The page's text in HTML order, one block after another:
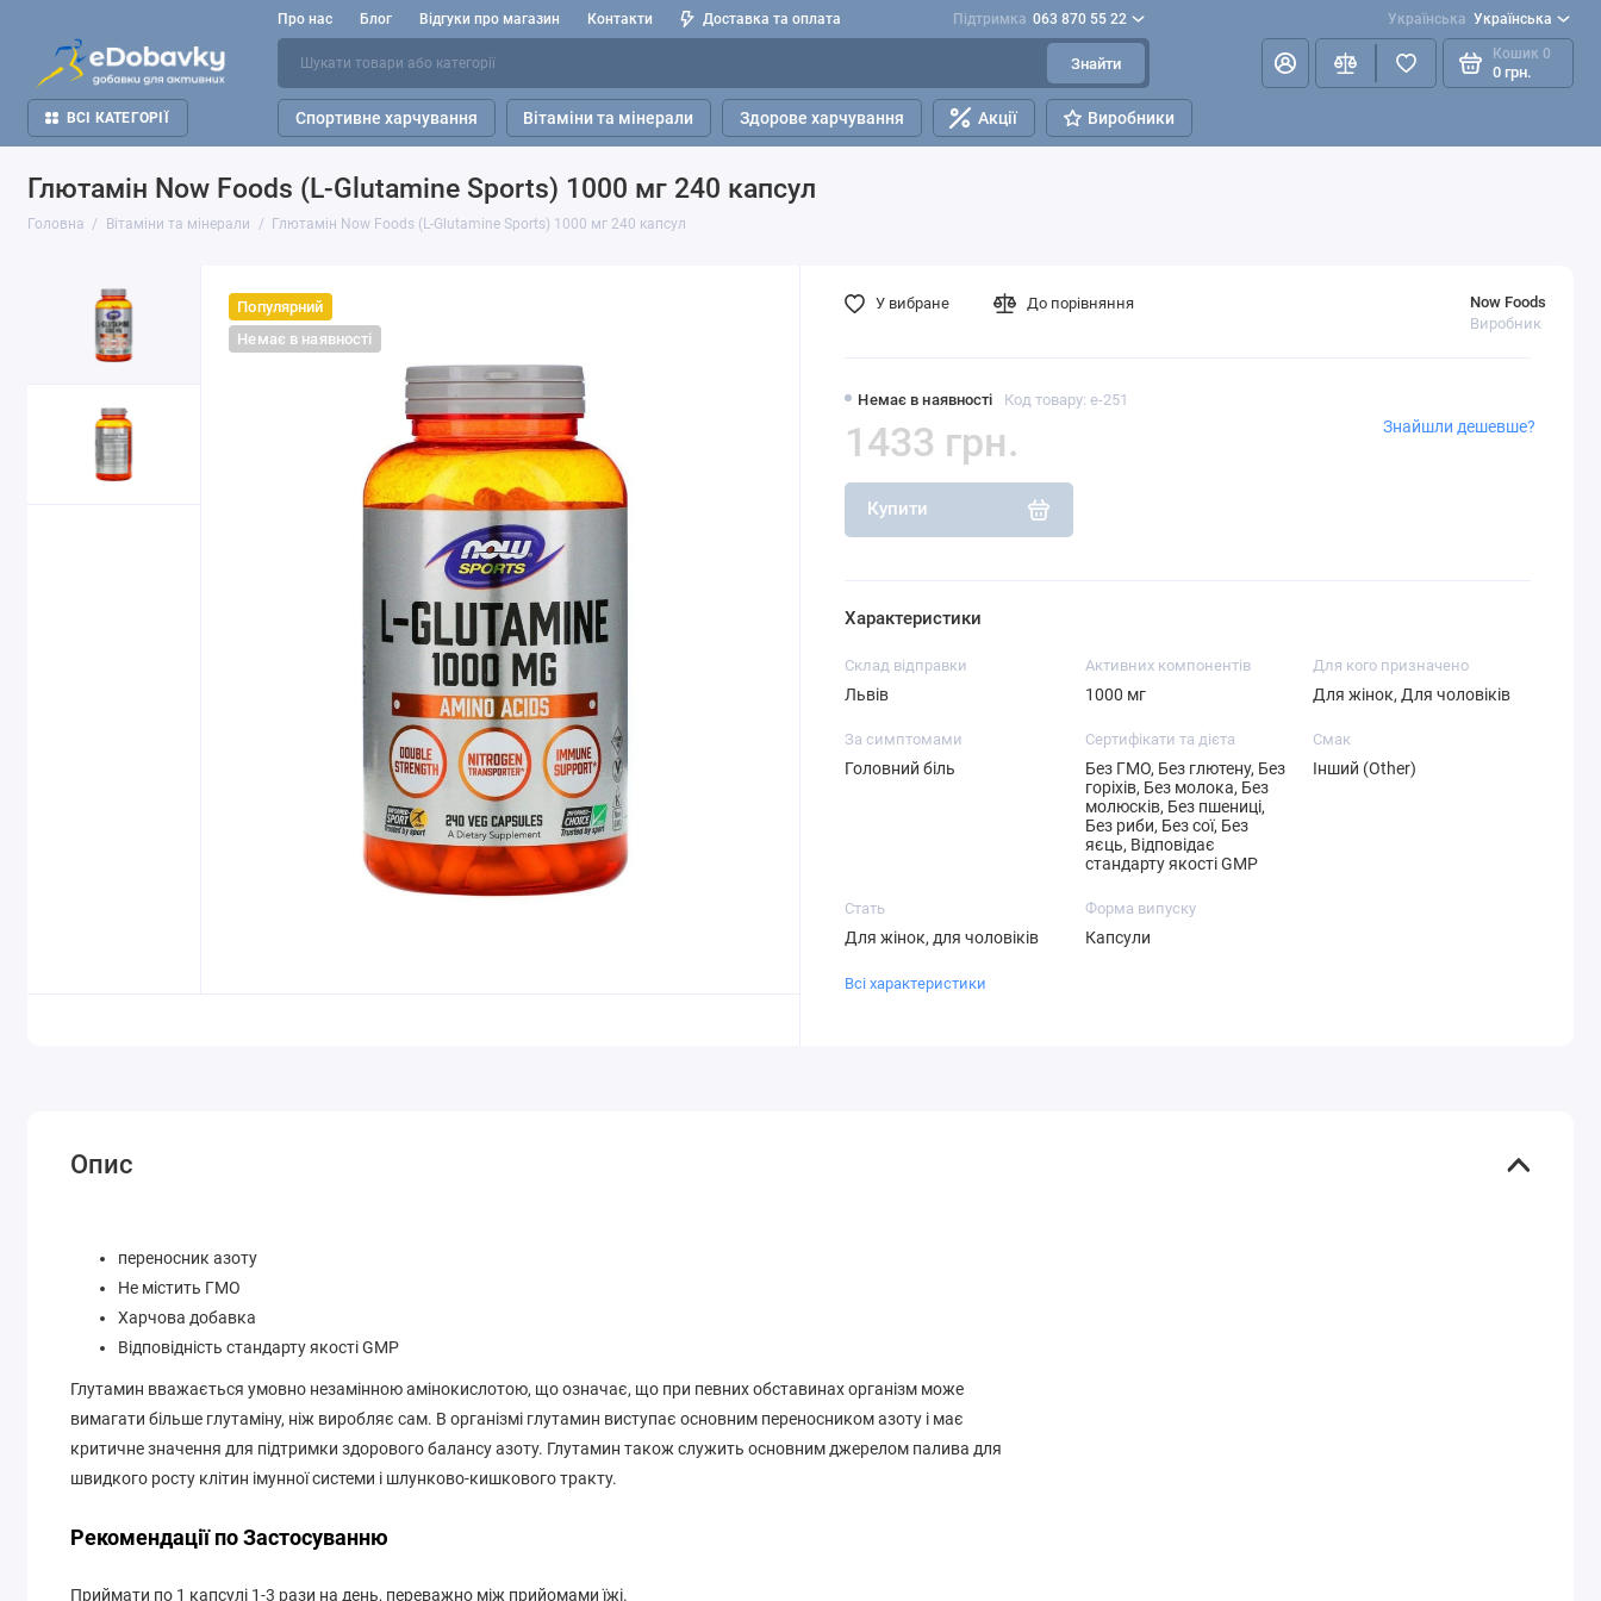
Про нас Блог Відгуки про магазин Контакти Доставка та оплата Підтримка 063 870 55 22 Українська Українська
Знайти
Кошик 0
0 грн.
ВСІ КАТЕГОРІЇ Спортивне харчування Вітаміни та мінерали Здорове харчування Акції Виробники
Глютамін Now Foods (L-Glutamine Sports) 1000 мг 240 капсул
Головна Вітаміни та мінерали Глютамін Now Foods (L-Glutamine Sports) 1000 мг 240 капсул
Популярний
Немає в наявності
Немає в наявності Код товару: e-251
Now Foods
Виробник
1433 грн.
Купити
Знайшли дешевше?
У вибране До порівняння
Характеристики
Склад відправки
Львів
Активних компонентів
1000 мг
Для кого призначено
Для жінок, Для чоловіків
За симптомами
Головний біль
Сертифікати та дієта
Без ГМО, Без глютену, Без
горіхів, Без молока, Без
молюсків, Без пшениці,
Без риби, Без сої, Без
яєць, Відповідає
стандарту якості GMP
Смак
Інший (Other)
Стать
Для жінок, для чоловіків
Форма випуску
Капсули
Всі характеристики
Опис
переносник азоту
Не містить ГМО
Харчова добавка
Відповідність стандарту якості GMP
Глутамин вважається умовно незамінною амінокислотою, що означає, що при певних обставинах організм може
вимагати більше глутаміну, ніж виробляє сам. В організмі глутамин виступає основним переносником азоту і має
критичне значення для підтримки здорового балансу азоту. Глутамин також служить основним джерелом палива для
швидкого росту клітин імунної системи і шлунково-кишкового тракту.
Рекомендації по Застосуванню
Приймати по 1 капсулі 1-3 рази на день, переважно між прийомами їжі.